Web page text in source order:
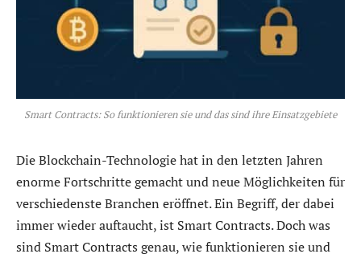
Smart Contracts: So funktionieren sie und das sind ihre Einsatzgebiete
Die Blockchain-Technologie hat in den letzten Jahren
enorme Fortschritte gemacht und neue Möglichkeiten für
verschiedenste Branchen eröffnet. Ein Begriff, der dabei
immer wieder auftaucht, ist Smart Contracts. Doch was
sind Smart Contracts genau, wie funktionieren sie und